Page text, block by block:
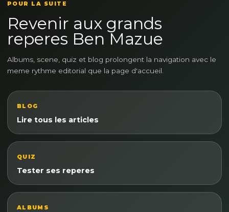
POUR LA SUITE
Revenir aux grands
reperes Ben Mazue
Albums, scene, quiz et blog prolongent la navigation avec le
meme rythme editorial que la page d'accueil.
BLOG
Lire tous les articles
QUIZ
Tester ses reperes
ALBUMS